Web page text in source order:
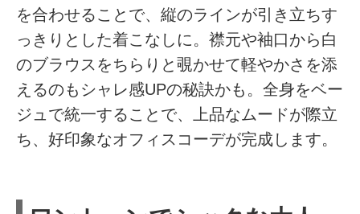
を合わせることで、縦のラインが引き立ちす
っきりとした着こなしに。襟元や袖口から白
のブラウスをちらりと覗かせて軽やかさを添
えるのもシャレ感UPの秘訣かも。全身をベー
ジュで統一することで、上品なムードが際立
ち、好印象なオフィスコーデが完成します。